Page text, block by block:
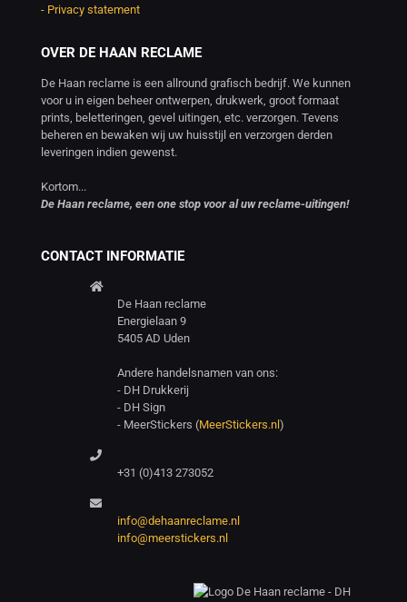
- Privacy statement
OVER DE HAAN RECLAME
De Haan reclame is een allround grafisch bedrijf. We kunnen
voor u in eigen beheer ontwerpen, drukwerk, groot formaat
prints, beletteringen, gevel uitingen, etc. verzorgen. Tevens
beheren en bewaken wij uw huisstijl en verzorgen derden
leveringen indien gewenst.
Kortom...
De Haan reclame, een one stop voor al uw reclame-uitingen!
CONTACT INFORMATIE
De Haan reclame
Energielaan 9
5405 AD Uden
Andere handelsnamen van ons:
- DH Drukkerij
- DH Sign
- MeerStickers (MeerStickers.nl )
+31 (0)413 273052
info@dehaanreclame.nl
info@meerstickers.nl